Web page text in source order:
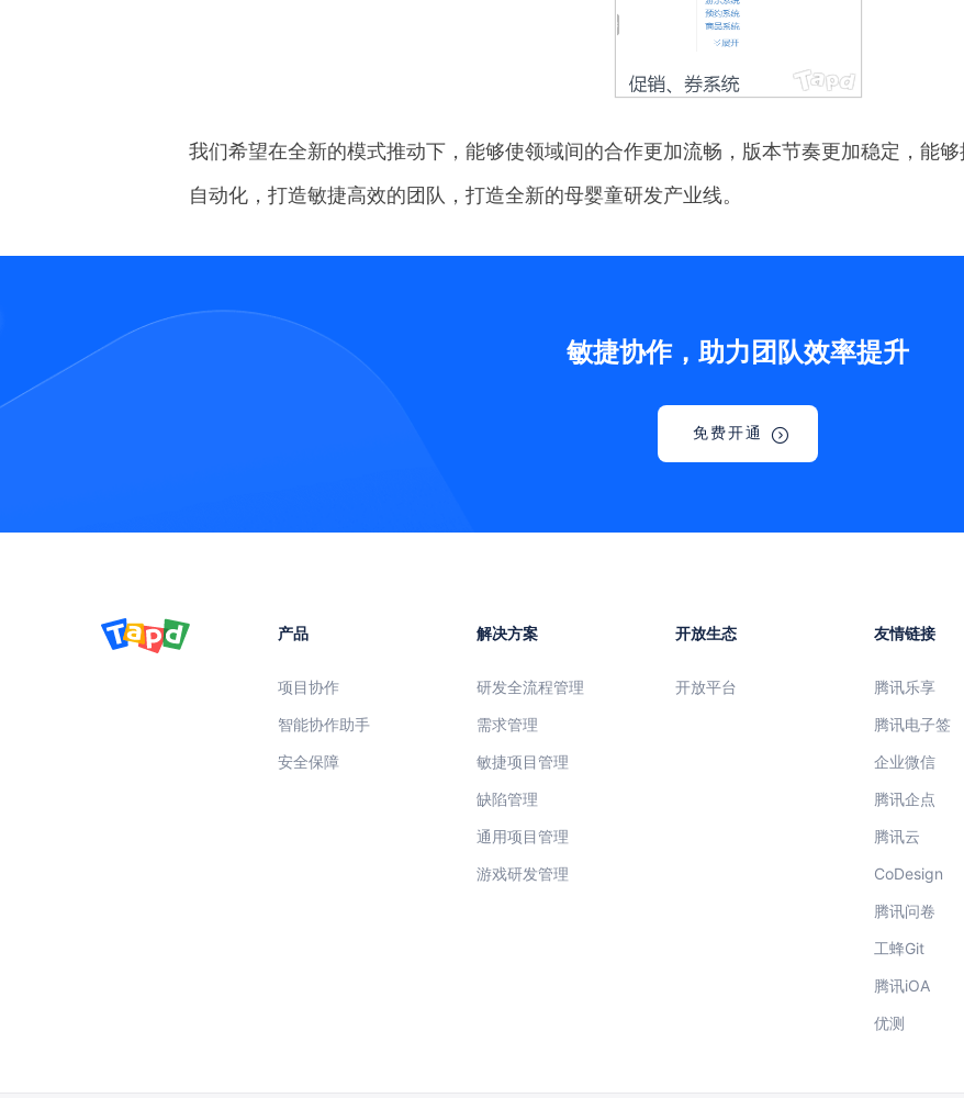
我们希望在全新的模式推动下，能够使领域间的合作更加流畅，版本节奏更加稳定，能
自动化，打造敏捷高效的团队，打造全新的母婴童研发产业线。
敏捷协作，助力团队效率提升
免费开通
产品
项目协作
智能协作助手
安全保障
解决方案
研发全流程管理
需求管理
敏捷项目管理
缺陷管理
通用项目管理
游戏研发管理
开放生态
开放平台
友情链接
腾讯乐享
腾讯电子签
企业微信
腾讯企点
腾讯云
CoDesign
腾讯问卷
工蜂Git
腾讯iOA
优测